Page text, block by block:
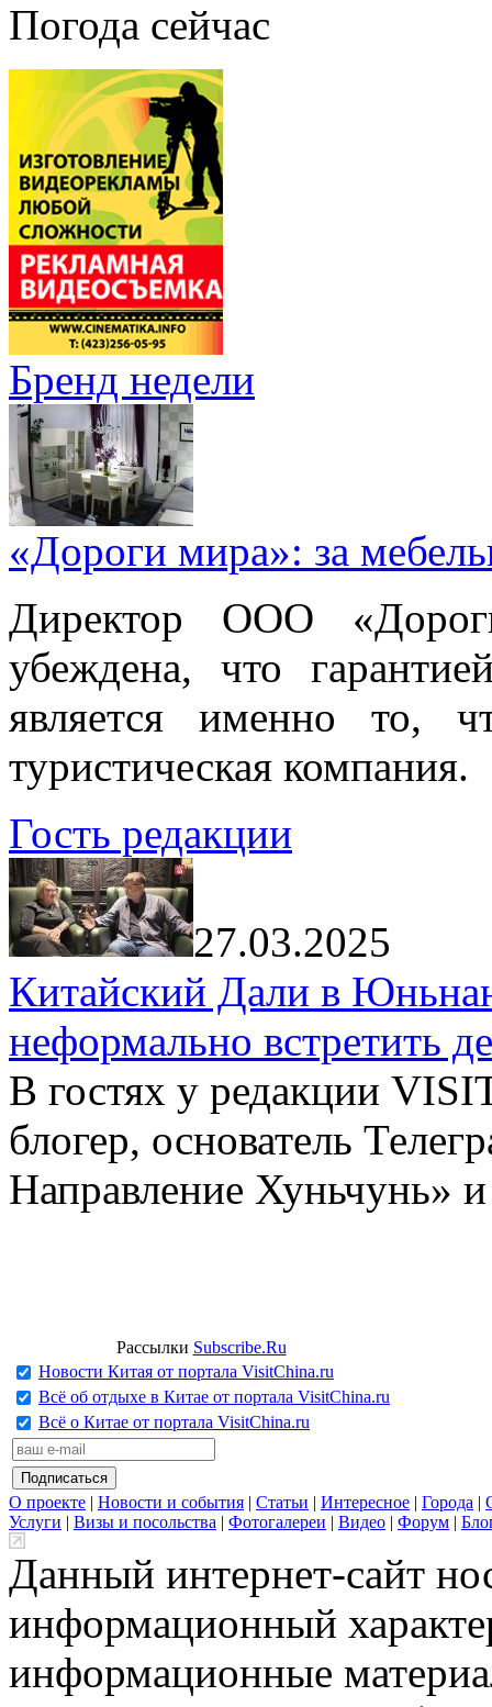
Погода сейчас
Бренд недели
«Дороги мира»: за
Директор ООО
убеждена, что
является именно то,
туристическая компания.
Гость редакции
27.03.2025
Китайский Дали в
неформально встретить
В гостях у редакции
блогер, основатель
Направление Хуньчунь»
Рассылки Subscribe.Ru
Новости Китая от портала VisitChina.ru
Всё об отдыхе в Китае от портала VisitChina.ru
Всё о Китае от портала VisitChina.ru
О проекте | Новости и события | Статьи | Интересное | Города |
Услуги | Визы и посольства | Фотогалереи | Видео | Форум |
Данный интернет-сайт
информационный
информационные